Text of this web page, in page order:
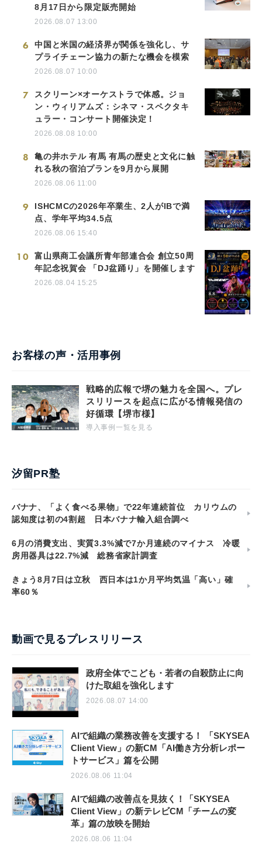
8月17日から限定販売開始
2026.08.07 13:00
6
中国と米国の経済界が関係を強化し、サ
プライチェーン協力の新たな機会を模索
2026.08.07 10:00
7
スクリーン×オーケストラで体感。ジョ
ン・ウィリアムズ：シネマ・スペクタキ
ュラー・コンサート開催決定！
2026.08.08 10:00
8
亀の井ホテル 有馬 有馬の歴史と文化に触
れる秋の宿泊プランを9月から展開
2026.08.06 11:00
9
ISHCMCの2026年卒業生、2人がIBで満
点、学年平均34.5点
2026.08.06 15:40
10
富山県商工会議所青年部連合会 創立50周
年記念祝賀会 「DJ盆踊り」を開催します
2026.08.04 15:25
お客様の声・活用事例
戦略的広報で堺の魅力を全国へ。プレ
スリリースを起点に広がる情報発信の
好循環【堺市様】
導入事例一覧を見る
汐留PR塾
バナナ、「よく食べる果物」で22年連続首位 カリウムの
認知度は初の4割超 日本バナナ輸入組合調べ
6月の消費支出、実質3.3%減で7か月連続のマイナス 冷暖
房用器具は22.7%減 総務省家計調査
きょう8月7日は立秋 西日本は1か月平均気温「高い」確
率60％
動画で見るプレスリリース
政府全体でこども・若者の自殺防止に向
けた取組を強化します
2026.08.07 14:00
AIで組織の業務改善を支援する！ 「SKYSEA
Client View」の新CM「AI働き方分析レポー
トサービス」篇を公開
2026.08.06 11:04
AIで組織の改善点を見抜く！「SKYSEA
Client View」の新テレビCM「チームの変
革」篇の放映を開始
2026.08.06 11:04